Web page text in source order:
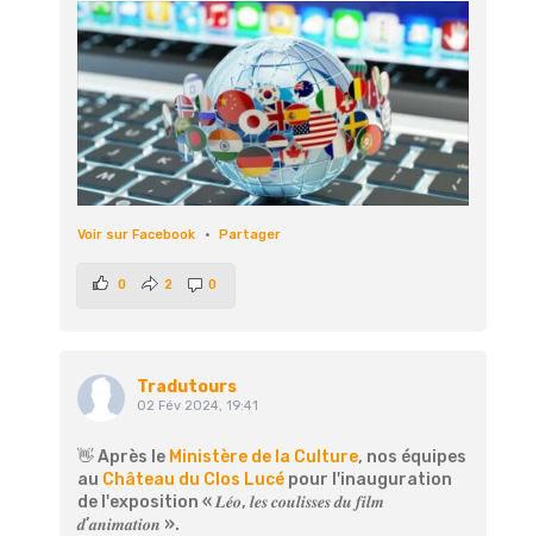
Voir sur Facebook · Partager
0 2 0
Tradutours
02 Fév 2024, 19:41
👋 Après le Ministère de la Culture, nos équipes
au Château du Clos Lucé pour l'inauguration
de l'exposition « 𝑳𝒆́𝒐, 𝒍𝒆𝒔 𝒄𝒐𝒖𝒍𝒊𝒔𝒔𝒆𝒔 𝒅𝒖 𝒇𝒊𝒍𝒎
𝒅’𝒂𝒏𝒊𝒎𝒂𝒕𝒊𝒐𝒏 ».